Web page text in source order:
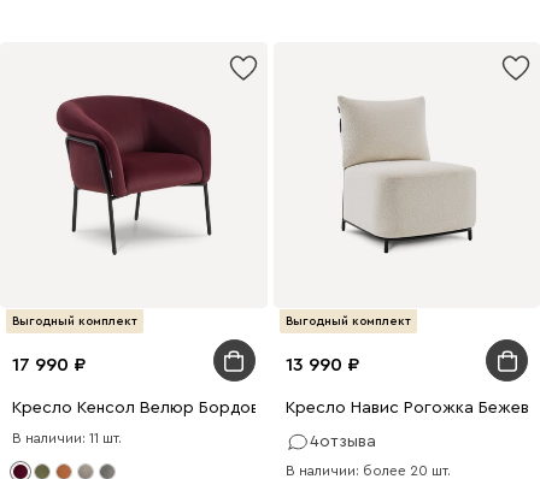
Выгодный комплект
17 990
Кресло Кенсол Велюр Бордовый
В наличии: 11 шт.
Выгодный комплект
13 990
Кресло Навис Рогожка
4отзыва
В наличии: более 20 шт.